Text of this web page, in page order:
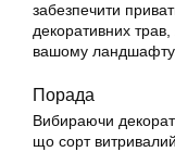
забезпечити
декоративних трав,
вашому
Порада
Вибираючи
що сорт